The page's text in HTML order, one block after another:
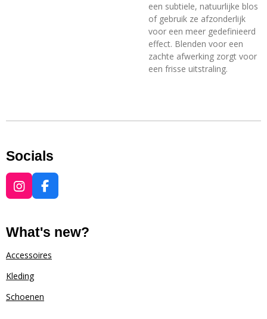
een subtiele, natuurlijke blos
of gebruik ze afzonderlijk
voor een meer gedefinieerd
effect. Blenden voor een
zachte afwerking zorgt voor
een frisse uitstraling.
Socials
I
n
t
a
g
a
F
a
e
b
o
What's new?
Accessoires
Kleding
Schoenen